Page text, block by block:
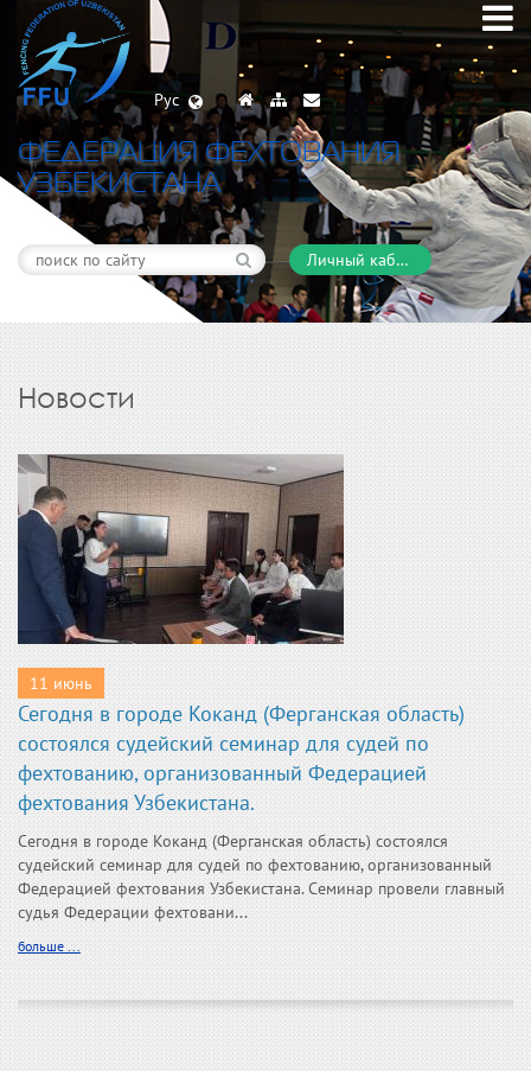
Рус
ФЕДЕРАЦИЯ ФЕХТОВАНИЯ
УЗБЕКИСТАНА
Личный кабинет
Новости
11 июнь
Сегодня в городе Коканд (Ферганская область)
состоялся судейский семинар для судей по
фехтованию, организованный Федерацией
фехтования Узбекистана.
Сегодня в городе Коканд (Ферганская область) состоялся
судейский семинар для судей по фехтованию, организованный
Федерацией фехтования Узбекистана. Семинар провели главный
судья Федерации фехтовани...
больше ...